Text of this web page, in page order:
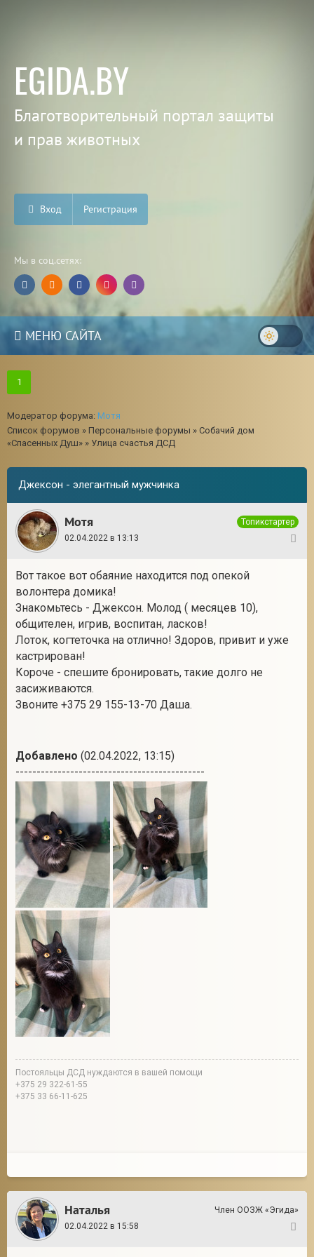
EGIDA.BY
Благотворительный портал защиты
и прав животных
Вход Регистрация
Мы в соц.сетях:
МЕНЮ САЙТА
1
Модератор форума: Мотя
Список форумов » Персональные форумы » Собачий дом
«Спасенных Душ» » Улица счастья ДСД
Джексон - элегантный мужчинка
Мотя
Топикстартер
02.04.2022 в 13:13
Вот такое вот обаяние находится под опекой
волонтера домика!
Знакомьтесь - Джексон. Молод ( месяцев 10),
общителен, игрив, воспитан, ласков!
Лоток, когтеточка на отлично! Здоров, привит и уже
кастрирован!
Короче - спешите бронировать, такие долго не
засиживаются.
Звоните +375 29 155-13-70 Даша.
Добавлено (02.04.2022, 13:15)
---------------------------------------------
Постояльцы ДСД нуждаются в вашей помощи
+375 29 322-61-55
+375 33 66-11-625
Наталья
Член ООЗЖ «Эгида»
02.04.2022 в 15:58